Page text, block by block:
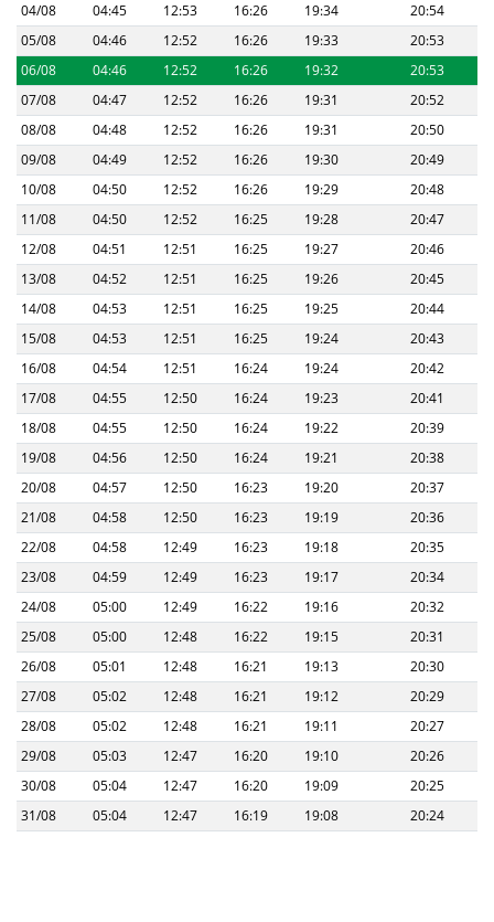
04/08
04:45 12:53 16:26 19:34
20:54
05/08
04:46 12:52 16:26 19:33
20:53
06/08
04:46 12:52 16:26 19:32
20:53
07/08
04:47 12:52 16:26 19:31
20:52
08/08
04:48 12:52 16:26 19:31
20:50
09/08
04:49 12:52 16:26 19:30
20:49
10/08
04:50 12:52 16:26 19:29
20:48
11/08
04:50 12:52 16:25 19:28
20:47
12/08
04:51 12:51 16:25 19:27
20:46
13/08
04:52 12:51 16:25 19:26
20:45
14/08
04:53 12:51 16:25 19:25
20:44
15/08
04:53 12:51 16:25 19:24
20:43
16/08
04:54 12:51 16:24 19:24
20:42
17/08
04:55 12:50 16:24 19:23
20:41
18/08
04:55 12:50 16:24 19:22
20:39
19/08
04:56 12:50 16:24 19:21
20:38
20/08
04:57 12:50 16:23 19:20
20:37
21/08
04:58 12:50 16:23 19:19
20:36
22/08
04:58 12:49 16:23 19:18
20:35
23/08
04:59 12:49 16:23 19:17
20:34
24/08
05:00 12:49 16:22 19:16
20:32
25/08
05:00 12:48 16:22 19:15
20:31
26/08
05:01 12:48 16:21 19:13
20:30
27/08
05:02 12:48 16:21 19:12
20:29
28/08
05:02 12:48 16:21 19:11
20:27
29/08
05:03 12:47 16:20 19:10
20:26
30/08
05:04 12:47 16:20 19:09
20:25
31/08
05:04 12:47 16:19 19:08 20:24